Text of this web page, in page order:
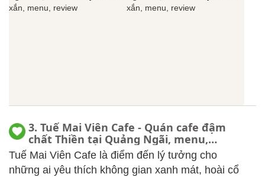
3. Tuế Mai Viên Cafe - Quán cafe đậm
chất Thiền tại Quảng Ngãi, menu,
review
Tuế Mai Viên Cafe là điểm đến lý tưởng cho
những ai yêu thích không gian xanh mát, hoài cổ